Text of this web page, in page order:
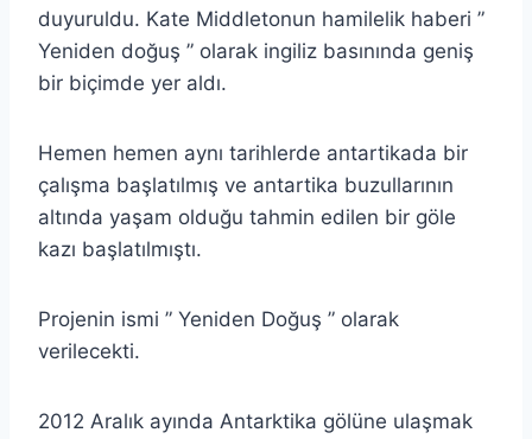
duyuruldu. Kate Middletonun hamilelik haberi ”
Yeniden doğuş ” olarak ingiliz basınında geniş
bir biçimde yer aldı.
Hemen hemen aynı tarihlerde antartikada bir
çalışma başlatılmış ve antartika buzullarının
altında yaşam olduğu tahmin edilen bir göle
kazı başlatılmıştı.
Projenin ismi ” Yeniden Doğuş ” olarak
verilecekti.
2012 Aralık ayında Antarktika gölüne ulaşmak